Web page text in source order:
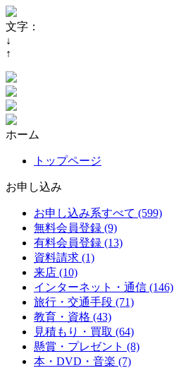
文字：
↓
↑
ホーム
トップページ
お申し込み
お申し込み系すべて (599)
無料会員登録 (9)
有料会員登録 (13)
資料請求 (1)
来店 (10)
インターネット・通信 (146)
旅行・交通手段 (71)
教育・資格 (43)
見積もり・買取 (64)
懸賞・プレゼント (8)
本・DVD・音楽 (7)